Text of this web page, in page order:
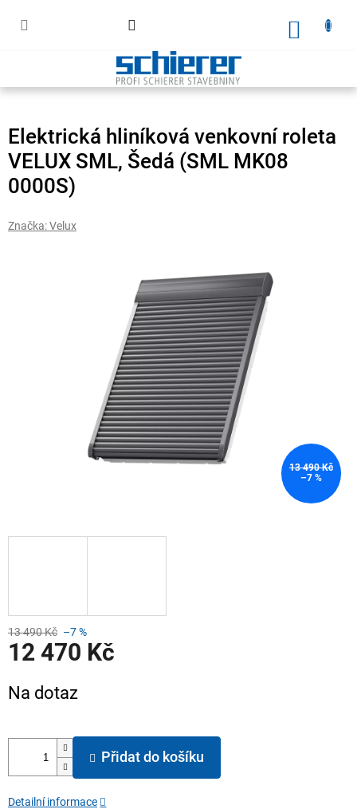
Elektrická hliníková venkovní roleta
VELUX SML, Šedá (SML MK08
0000S)
Značka:Velux
13 490 Kč
–7 %
13 490 Kč –7 %
12 470 Kč
cena:
Na dotaz
Přidat do košíku
Detailní informace